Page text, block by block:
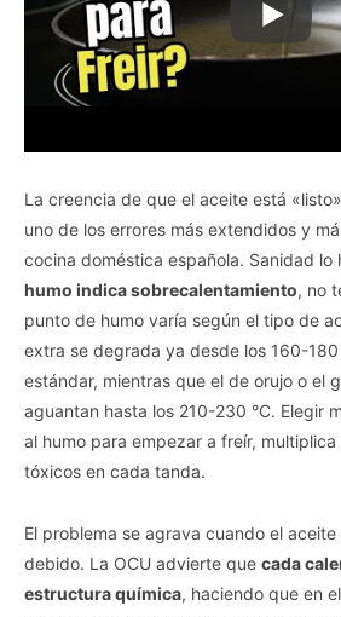
La creencia de que el aceite está
uno de los errores más extendidos y
cocina doméstica española. Sanidad lo
humo indica sobrecalentamiento, no
punto de humo varía según el tipo de
extra se degrada ya desde los 160-
estándar, mientras que el de orujo o el
aguantan hasta los 210-230 °C. Elegir
al humo para empezar a freír,
tóxicos en cada tanda.
El problema se agrava cuando el
debido. La OCU advierte que cada
estructura química, haciendo que en